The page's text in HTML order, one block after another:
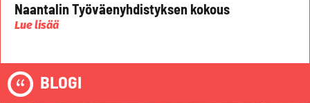
Naantalin Työväenyhdistyksen kokous
Lue lisää
BLOGI